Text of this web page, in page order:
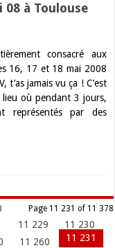
08 à Toulouse
consacré aux
16, 17 et 18 mai 2008
t’as jamais vu ça ! C’est
lieu où pendant 3 jours,
représentés par des
Page 11 231 of 11 378
11 229
11 230
11 231
11 260